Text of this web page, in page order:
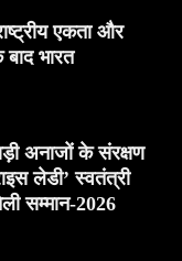
एकता और
भारत
अनाजों के संरक्षण
लेडी’ स्वतंत्री
सम्मान-2026